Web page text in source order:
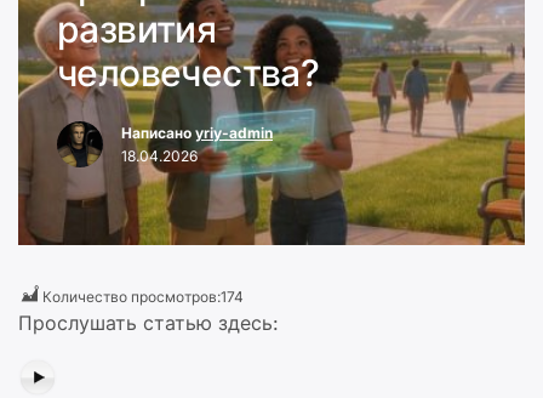
развития
человечества?
Написано yriy-admin
18.04.2026
Количество просмотров:174
Прослушать статью здесь: